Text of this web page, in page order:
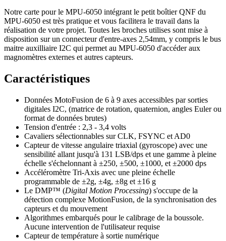
Notre carte pour le MPU-6050 intégrant le petit boîtier QNF du
MPU-6050 est très pratique et vous facilitera le travail dans la
réalisation de votre projet. Toutes les broches utilises sont mise à
disposition sur un connecteur d'entre-axes 2,54mm, y compris le bus
maitre auxilliaire I2C qui permet au MPU-6050 d'accéder aux
magnomètres externes et autres capteurs.
Caractéristiques
Données MotoFusion de 6 à 9 axes accessibles par sorties
digitales I2C, (matrice de rotation, quaternion, angles Euler ou
format de données brutes)
Tension d'entrée : 2,3 - 3,4 volts
Cavaliers sélectionnables sur CLK, FSYNC et AD0
Capteur de vitesse angulaire triaxial (gyroscope) avec une
sensibilité allant jusqu'à 131 LSB/dps et une gamme à pleine
échelle s'échelonnant à ±250, ±500, ±1000, et ±2000 dps
Accéléromètre Tri-Axis avec une pleine échelle
programmable de ±2g, ±4g, ±8g et ±16 g
Le DMP™ (Digital Motion Processing) s'occupe de la
détection complexe MotionFusion, de la synchronisation des
capteurs et du mouvement
Algorithmes embarqués pour le calibrage de la boussole.
Aucune intervention de l'utilisateur requise
Capteur de température à sortie numérique